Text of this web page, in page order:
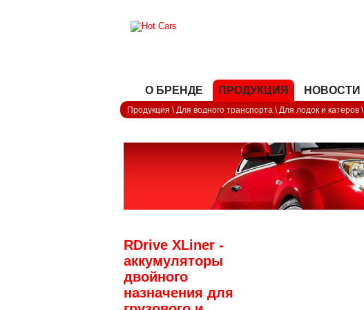
О БРЕНДЕ ПРОДУКЦИЯ НОВОСТИ
Продукция \ Для водного транспорта \ Для лодок и катеров\
RDrive XLiner -
аккумуляторы
двойного
назначения для